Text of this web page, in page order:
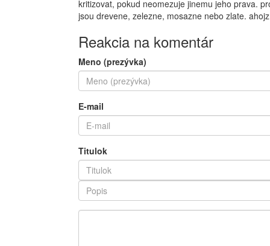
kritizovat, pokud neomezuje jinemu jeho prava.
jsou drevene, zelezne, mosazne nebo zlate. ahojz
Reakcia na komentár
Meno (prezývka)
E-mail
Titulok